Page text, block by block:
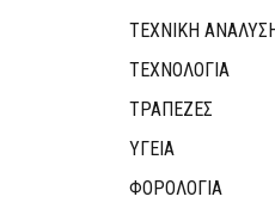
ΤΕΧΝΙΚΗ
ΤΕΧΝΟΛΟΓΙΑ
ΤΡΆΠΕΖΕΣ
ΥΓΕΙΑ
ΦΟΡΟΛΟΓΙΑ